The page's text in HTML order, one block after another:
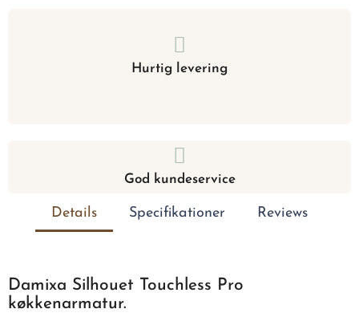
Hurtig levering
God kundeservice
Details Specifikationer Reviews
Damixa Silhouet Touchless Pro
køkkenarmatur.